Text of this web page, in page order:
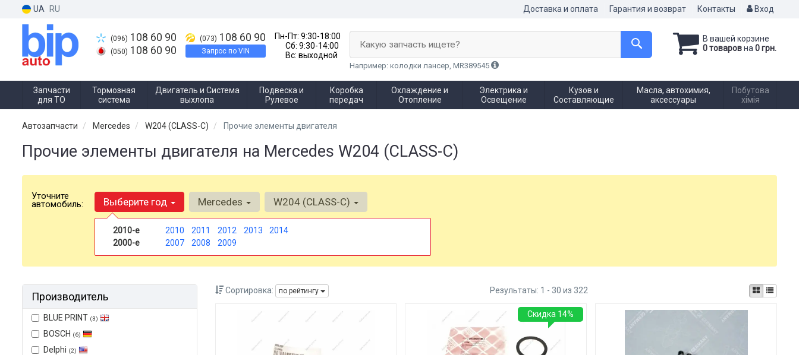
UA RU Доставка и оплата Гарантия и возврат Контакты Вход
(096) 108 60 90
(050) 108 60 90
(073) 108 60 90
Запрос по VIN
Пн-Пт: 9:30-18:00
Сб: 9:30-14:00
Вс: выходной
В вашей корзине
0 товаровна 0 грн.
Какую запчасть ищете?
Например: колодки лансер, MR389545
Запчасти
для ТО
Тормозная
система
Двигатель и Система
выхлопа
Подвеска и
Рулевое
Коробка
передач
Охлаждение и
Отопление
Электрика и
Освещение
Кузов и
Составляющие
Масла, автохимия,
аксессуары
Побутова
хімія
Автозапчасти Mercedes W204 (CLASS-C) Прочие элементы двигателя
Прочие элементы двигателя на Mercedes W204 (CLASS-C)
Уточните
автомобиль: Выберите год
2010-е 2010 2011 2012 2013
2014
2000-е
2007 2008 2009
Mercedes W204 (CLASS-C)
Производитель
BLUE PRINT (3)
BOSCH (6)
Delphi (2)
Сортировка: по рейтингу Результаты: 1 - 30 из 322
Скидка 14%